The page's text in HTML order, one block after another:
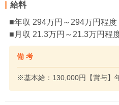
給料
■年収 294万円～294万円程度
■月収 21.3万円～21.3万円程
備 考
※基本給：130,000円【賞与】